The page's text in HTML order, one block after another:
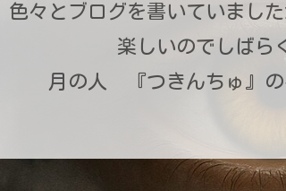
色々とブログを書いていまし
楽しいのでしばら
月の人 『つきんちゅ』